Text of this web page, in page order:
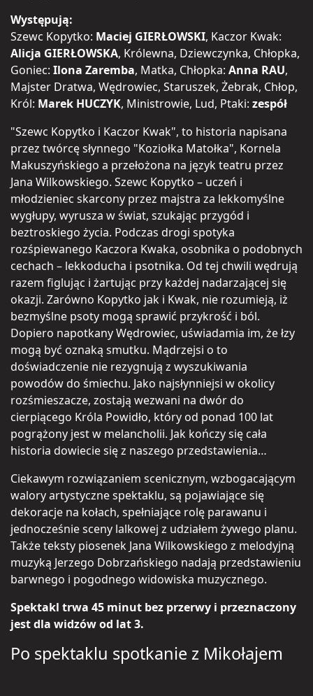
Występują:
Szewc Kopytko: Maciej GIERŁOWSKI, Kaczor Kwak:
Alicja GIERŁOWSKA, Królewna, Dziewczynka, Chłopka,
Goniec: Ilona Zaremba, Matka, Chłopka: Anna RAU,
Majster Dratwa, Wędrowiec, Staruszek, Żebrak, Chłop,
Król: Marek HUCZYK, Ministrowie, Lud, Ptaki: zespół
"Szewc Kopytko i Kaczor Kwak", to historia napisana
przez twórcę słynnego "Koziołka Matołka", Kornela
Makuszyńskiego a przełożona na język teatru przez
Jana Wilkowskiego. Szewc Kopytko – uczeń i
młodzieniec skarcony przez majstra za lekkomyślne
wygłupy, wyrusza w świat, szukając przygód i
beztroskiego życia. Podczas drogi spotyka
rozśpiewanego Kaczora Kwaka, osobnika o podobnych
cechach – lekkoducha i psotnika. Od tej chwili wędrują
razem figlując i żartując przy każdej nadarzającej się
okazji. Zarówno Kopytko jak i Kwak, nie rozumieją, iż
bezmyślne psoty mogą sprawić przykrość i ból.
Dopiero napotkany Wędrowiec, uświadamia im, że łzy
mogą być oznaką smutku. Mądrzejsi o to
doświadczenie nie rezygnują z wyszukiwania
powodów do śmiechu. Jako najsłynniejsi w okolicy
rozśmieszacze, zostają wezwani na dwór do
cierpiącego Króla Powidło, który od ponad 100 lat
pogrążony jest w melancholii. Jak kończy się cała
historia dowiecie się z naszego przedstawienia…
Ciekawym rozwiązaniem scenicznym, wzbogacającym
walory artystyczne spektaklu, są pojawiające się
dekoracje na kołach, spełniające rolę parawanu i
jednocześnie sceny lalkowej z udziałem żywego planu.
Także teksty piosenek Jana Wilkowskiego z melodyjną
muzyką Jerzego Dobrzańskiego nadają przedstawieniu
barwnego i pogodnego widowiska muzycznego.
Spektakl trwa 45 minut bez przerwy i przeznaczony
jest dla widzów od lat 3.
Po spektaklu spotkanie z Mikołajem